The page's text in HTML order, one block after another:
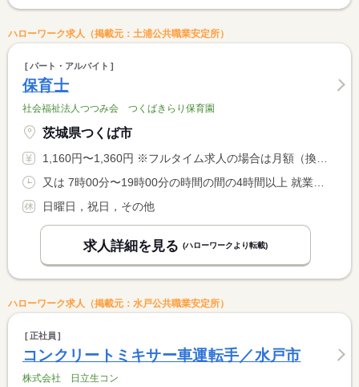
ハローワーク求人（掲載元：土浦公共職業安定所）
パート・アルバイト
保育士
社会福祉法人つつみ会 つくばきらり保育園
茨城県つくば市
1,160円〜1,360円 ※フルタイム求人の場合は月額（換算額）、パート求人の場合は時間額を表示しています。
日曜日，祝日，その他
求人詳細を見る (ハローワークより転載)
ハローワーク求人（掲載元：水戸公共職業安定所）
正社員
コンクリートミキサー車運転手／水戸市
株式会社 日立生コン